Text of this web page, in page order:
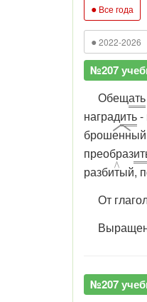
● Все года
● 2022-2026
№207
Обещать
наградить-
брошенн
преобраз
разбитый,
От
№207